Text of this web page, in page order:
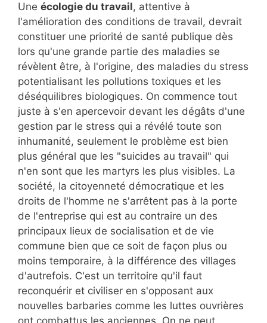
Une écologie du travail, attentive à
l'amélioration des conditions de travail, devrait
constituer une priorité de santé publique dès
lors qu'une grande partie des maladies se
révèlent être, à l'origine, des maladies du stress
potentialisant les pollutions toxiques et les
déséquilibres biologiques. On commence tout
juste à s'en apercevoir devant les dégâts d'une
gestion par le stress qui a révélé toute son
inhumanité, seulement le problème est bien
plus général que les "suicides au travail" qui
n'en sont que les martyrs les plus visibles. La
société, la citoyenneté démocratique et les
droits de l'homme ne s'arrêtent pas à la porte
de l'entreprise qui est au contraire un des
principaux lieux de socialisation et de vie
commune bien que ce soit de façon plus ou
moins temporaire, à la différence des villages
d'autrefois. C'est un territoire qu'il faut
reconquérir et civiliser en s'opposant aux
nouvelles barbaries comme les luttes ouvrières